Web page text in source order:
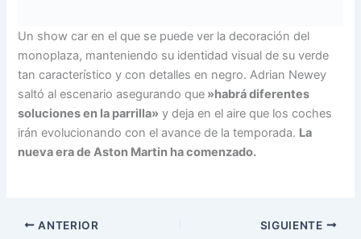
Un show car en el que se puede ver la decoración del
monoplaza, manteniendo su identidad visual de su verde
tan característico y con detalles en negro. Adrian Newey
saltó al escenario asegurando que »habrá diferentes
soluciones en la parrilla» y deja en el aire que los coches
irán evolucionando con el avance de la temporada. La
nueva era de Aston Martin ha comenzado.
ANTERIOR SIGUIENTE